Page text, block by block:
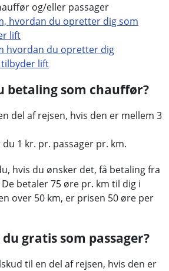
og/eller passager
hvordan du opretter dig som
lift
hvordan du opretter dig
lift
betaling som chauffør?
del af rejsen, hvis den er mellem 3
1 kr. pr. passager pr. km.
hvis du ønsker det, få betaling fra
betaler 75 øre pr. km til dig i
over 50 km, er prisen 50 øre per
gratis som passager?
til en del af rejsen, hvis den er